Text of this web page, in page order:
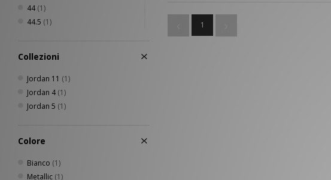
44(1)
44.5 (1)
47(1)
Collezioni
Jordan 11 (1)
Jordan 4(1)
Jordan 5 (1)
Colore
Bianco (1)
Metallic (1)
1